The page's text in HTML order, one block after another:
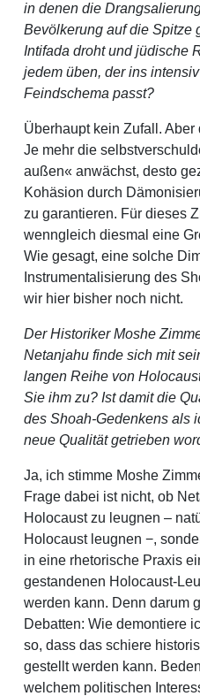
in denen die
Bevölkerung auf die Spitze
Intifada droht und jüdische
jedem üben, der ins
Feindschema passt?
Überhaupt kein Zufall.
Je mehr die
außen« anwächst, desto
Kohäsion durch
zu garantieren. Für dieses
wenngleich diesmal eine
Wie gesagt, eine solche
Instrumentalisierung des
wir hier bisher noch nicht.
Der Historiker Moshe
Netanjahu finde sich mit
langen Reihe von
Sie ihm zu? Ist damit die
des Shoah-Gedenkens als
neue Qualität getrieben
Ja, ich stimme Moshe
Frage dabei ist nicht, ob
Holocaust zu leugnen –
Holocaust leugnen −,
in eine rhetorische Praxis
gestandenen Holocaust-
werden kann. Denn darum
Debatten: Wie demontiere
so, dass das schiere
gestellt werden kann.
welchem politischen